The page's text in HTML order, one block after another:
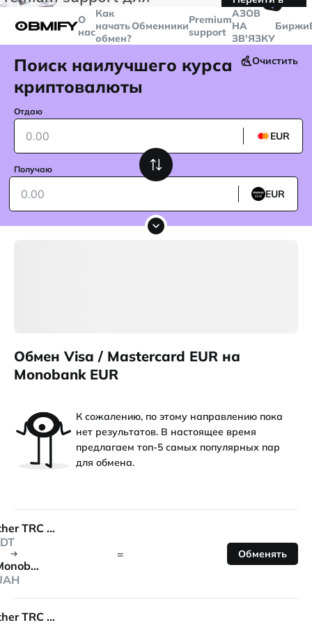
больше
$5000
Telegram
О
нас
Как
начать
обмен?
ОбменникиPremium
support
🤙
AЗОВ
НА
ЗВ'ЯЗКУ
Биржи
Поиск наилучшего курса
криптовалюты
Очистить
Отдаю
EUR
Получаю
EUR
Обмен Visa / Mastercard EUR на
Monobank EUR
К сожалению, по этому направлению пока
нет результатов. В настоящее время
предлагаем топ-5 самых популярных пар
для обмена.
Tether TRC 20
Monobank
= Обменять
Tether TRC 20